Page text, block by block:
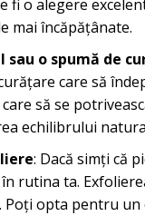
fi o alegere
mai încăpățânate.
sau o spumă de
care să
să se
echilibrului
: Dacă simți că
rutina ta.
opta pentru un